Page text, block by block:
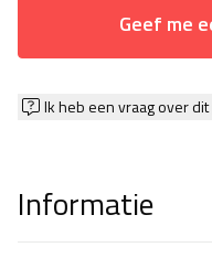
Geef me
Ik heb een vraag over
Informatie